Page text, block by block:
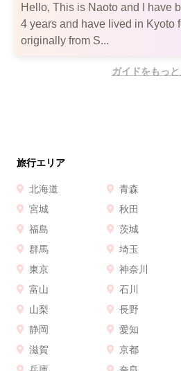
Hello, This is Naoto and I have
4 years and have lived in Kyoto
originally from S...
ガイドをもっ
旅行エリア
北海道 青森
宮城
秋田
福島
茨城
群馬
埼玉
東京
神奈川
富山
石川
山梨
長野
静岡
愛知
滋賀
京都